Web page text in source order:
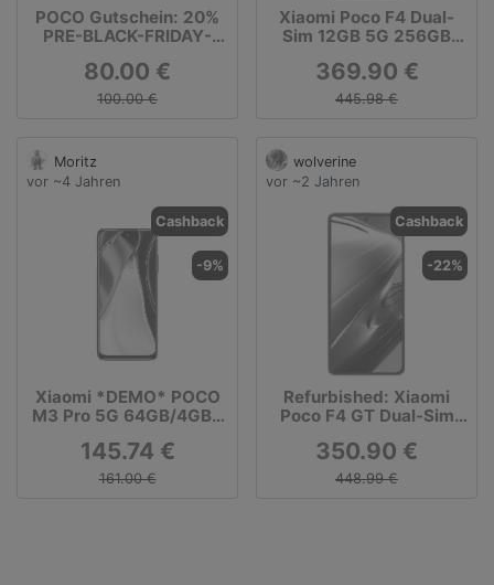
POCO Gutschein: 20%
PRE-BLACK-FRIDAY-
80.00 €
100.00 €
Xiaomi Poco F4 Dual-
Sim 12GB 5G 256GB
369.90 €
445.98 €
Moritz
vor ~4 Jahren
Cashback
-9%
Xiaomi *DEMO* POCO
M3 Pro 5G 64GB/4GB -
145.74 €
161.00 €
wolverine
vor ~2 Jahren
Cashback
-22%
Refurbished: Xiaomi
Poco F4 GT Dual-Sim
black
350.90 €
448.99 €